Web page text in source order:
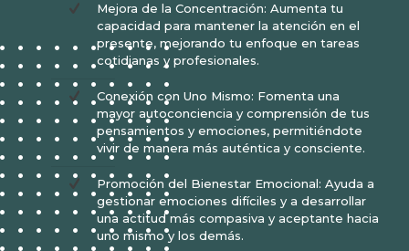
Mejora de la Concentración: Aumenta tu
capacidad para mantener la atención en el
presente, mejorando tu enfoque en tareas
cotidianas y profesionales.
Conexión con Uno Mismo: Fomenta una
mayor autoconciencia y comprensión de tus
pensamientos y emociones, permitiéndote
vivir de manera más auténtica y consciente.
Promoción del Bienestar Emocional: Ayuda a
gestionar emociones difíciles y a desarrollar
una actitud más compasiva y aceptante hacia
uno mismo y los demás.